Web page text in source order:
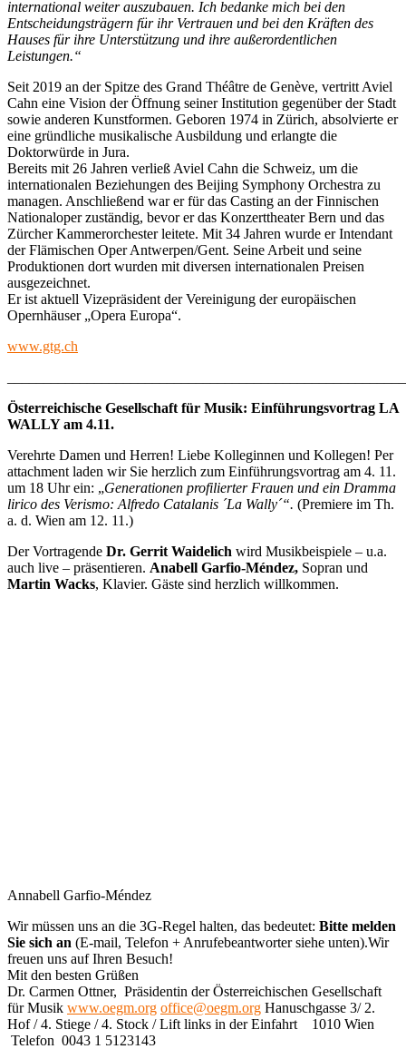
international weiter auszubauen. Ich bedanke mich bei den
Entscheidungsträgern für ihr Vertrauen und bei den Kräften des
Hauses für ihre Unterstützung und ihre außerordentlichen
Leistungen.“
Seit 2019 an der Spitze des Grand Théâtre de Genève, vertritt Aviel
Cahn eine Vision der Öffnung seiner Institution gegenüber der Stadt
sowie anderen Kunstformen. Geboren 1974 in Zürich, absolvierte er
eine gründliche musikalische Ausbildung und erlangte die
Doktorwürde in Jura.
Bereits mit 26 Jahren verließ Aviel Cahn die Schweiz, um die
internationalen Beziehungen des Beijing Symphony Orchestra zu
managen. Anschließend war er für das Casting an der Finnischen
Nationaloper zuständig, bevor er das Konzerttheater Bern und das
Zürcher Kammerorchester leitete. Mit 34 Jahren wurde er Intendant
der Flämischen Oper Antwerpen/Gent. Seine Arbeit und seine
Produktionen dort wurden mit diversen internationalen Preisen
ausgezeichnet.
Er ist aktuell Vizepräsident der Vereinigung der europäischen
Opernhäuser „Opera Europa“.
www.gtg.ch
Österreichische Gesellschaft für Musik: Einführungsvortrag LA
WALLY am 4.11.
Verehrte Damen und Herren! Liebe Kolleginnen und Kollegen! Per
attachment laden wir Sie herzlich zum Einführungsvortrag am 4. 11.
um 18 Uhr ein: „Generationen profilierter Frauen und ein Dramma
lirico des Verismo: Alfredo Catalanis ´La Wally´“. (Premiere im Th.
a. d. Wien am 12. 11.)
Der Vortragende Dr. Gerrit Waidelich wird Musikbeispiele – u.a.
auch live – präsentieren. Anabell Garfio-Méndez, Sopran und
Martin Wacks, Klavier. Gäste sind herzlich willkommen.
Annabell Garfio-Méndez
Wir müssen uns an die 3G-Regel halten, das bedeutet: Bitte melden
Sie sich an (E-mail, Telefon + Anrufebeantworter siehe unten).Wir
freuen uns auf Ihren Besuch!
Mit den besten Grüßen
Dr. Carmen Ottner, Präsidentin der Österreichischen Gesellschaft
für Musik www.oegm.org office@oegm.org Hanuschgasse 3/ 2.
Hof / 4. Stiege / 4. Stock / Lift links in der Einfahrt 1010 Wien
Telefon 0043 1 5123143